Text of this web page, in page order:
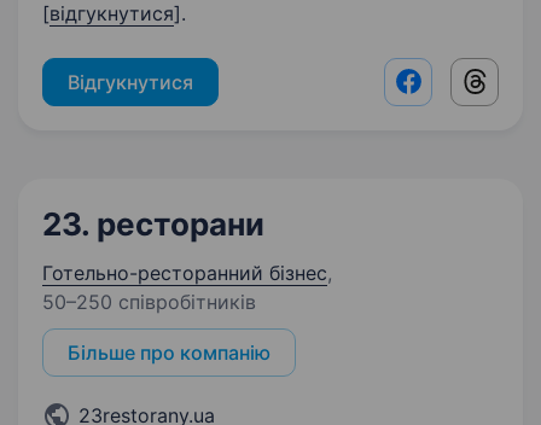
[відгукнутися].
Відгукнутися Facebook
23. ресторани
Готельно-ресторанний бізнес,
50–250 співробітників
Більше про компанію
23restorany.ua